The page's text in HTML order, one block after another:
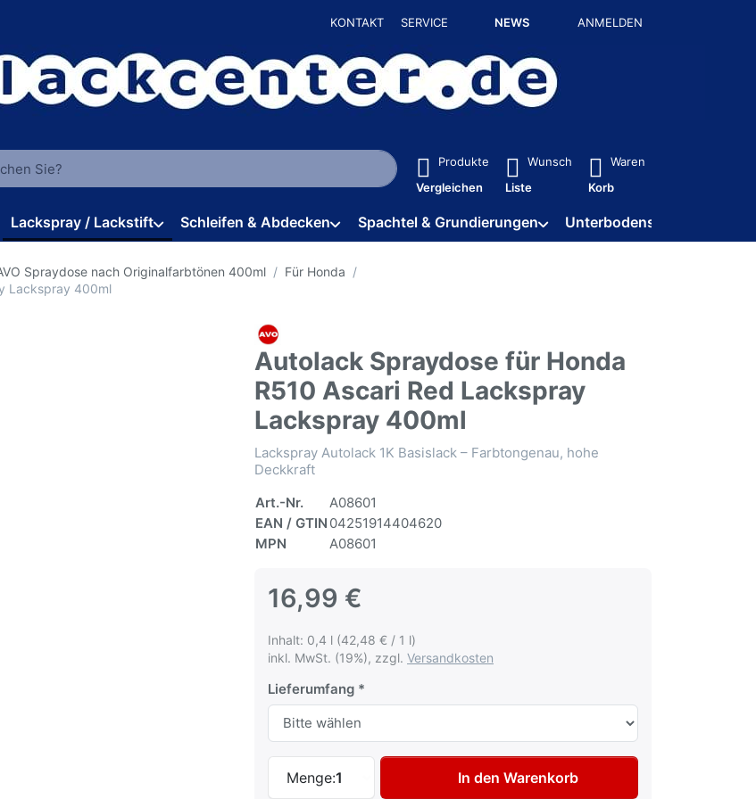
KONTAKT SERVICE NEWS ANMELDEN
ein. Während Sie tippen, erscheinen automatisch erste Ergebnisse. Drücken Sie die Eingabetaste, um alle
Produkte
Vergleichen
Wunsch
Liste
Waren
Korb
Lackspray / Lackstift Schleifen & Abdecken Spachtel & Grundierungen Unterbodenschutz / HV
Spraydose nach Originalfarbtönen 400ml
Für Honda
Lackspray 400ml
Autolack Spraydose für Honda
R510 Ascari Red Lackspray
Lackspray 400ml
Lackspray Autolack 1K Basislack – Farbtongenau, hohe
Deckkraft
Art.-Nr.
A08601
EAN / GTIN 04251914404620
MPN
A08601
16,99 €
Inhalt: 0,4 l (42,48 € / 1 l)
inkl. MwSt. (19%), zzgl. Versandkosten
Lieferumfang
Menge:1
Autolack Spraydose für Honda R510 Ascari Red Lackspray
In den Warenkorb